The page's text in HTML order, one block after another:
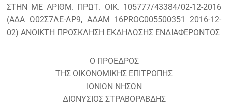
ΣΤΗΝ ΜΕ ΑΡΙΘΜ. ΠΡΩΤ. ΟΙΚ. 105777/43384/02-12-2016
(ΑΔΑ Ω02Σ7ΛΕ-ΛΡ9, ΑΔΑΜ 16PROC005500351 2016-12-
02) ΑΝΟΙΚΤΗ ΠΡΟΣΚΛΗΣΗ ΕΚΔΗΛΩΣΗΣ ΕΝΔΙΑΦΕΡΟΝΤΟΣ
Ο ΠΡΟΕΔΡΟΣ
ΤΗΣ ΟΙΚΟΝΟΜΙΚΗΣ ΕΠΙΤΡΟΠΗΣ
ΙΟΝΙΩΝ ΝΗΣΩΝ
ΔΙΟΝΥΣΙΟΣ ΣΤΡΑΒΟΡΑΒΔΗΣ